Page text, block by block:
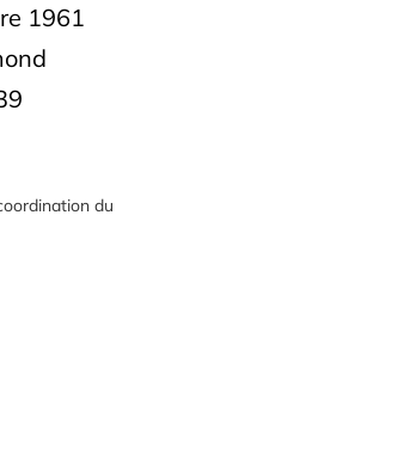
1961
du